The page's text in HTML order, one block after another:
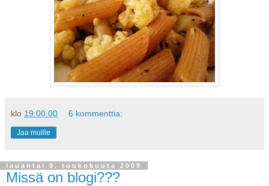
klo 19.00.00 6 kommenttia:
Jaa muille
lauantai 9. toukokuuta 2009
Missä on blogi???